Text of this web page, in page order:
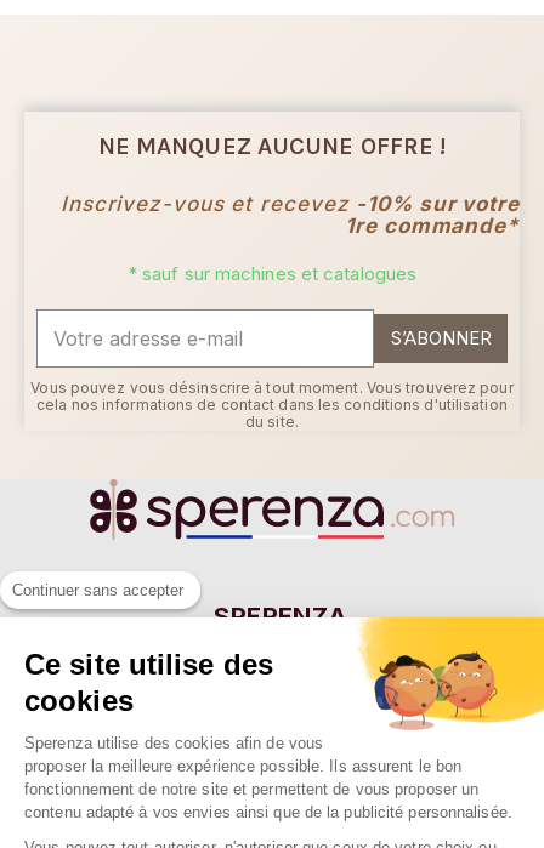
NE MANQUEZ AUCUNE OFFRE !
Inscrivez-vous et recevez -10% sur votre
1re commande*
* sauf sur machines et catalogues
S’ABONNER
Vous pouvez vous désinscrire à tout moment. Vous trouverez pour
cela nos informations de contact dans les conditions d'utilisation
du site.
SPERENZA
55 Allée Eugène Ducretet
26000 VALENCE - FRANCE
NOTRE SOCIÉTÉ
NOS MARQUES

Continuer sans accepter
Ce site utilise des
cookies
Sperenza utilise des cookies afin de vous
proposer la meilleure expérience possible. Ils assurent le bon
fonctionnement de notre site et permettent de vous proposer un
contenu adapté à vos envies ainsi que de la publicité personnalisée.